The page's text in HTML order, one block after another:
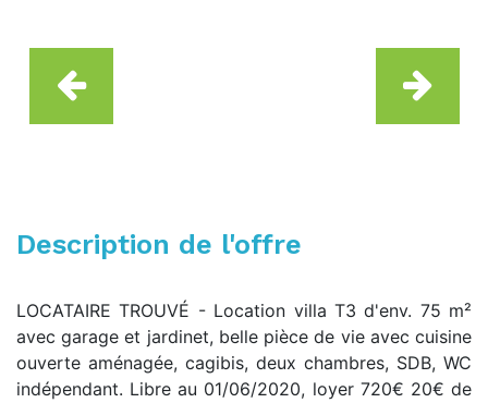
Description de l'offre
LOCATAIRE TROUVÉ - Location villa T3 d'env. 75 m²
avec garage et jardinet, belle pièce de vie avec cuisine
ouverte aménagée, cagibis, deux chambres, SDB, WC
indépendant. Libre au 01/06/2020, loyer 720€ 20€ de